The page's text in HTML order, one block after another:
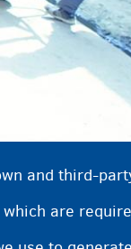
and third-
are